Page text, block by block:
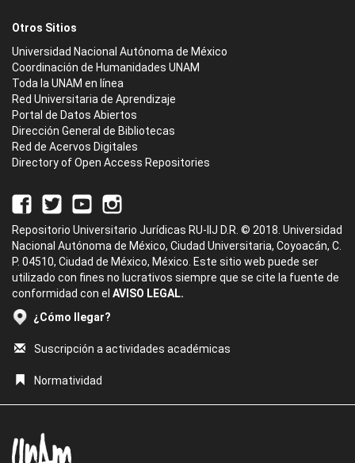
Otros Sitios
Universidad Nacional Autónoma de México
Coordinación de Humanidades UNAM
Toda la UNAM en línea
Red Universitaria de Aprendizaje
Portal de Datos Abiertos
Dirección General de Bibliotecas
Red de Acervos Digitales
Directory of Open Access Repositories
Repositorio Universitario Jurídicas RU-IIJ D.R. © 2018. Universidad
Nacional Autónoma de México, Ciudad Universitaria, Coyoacán, C.
P. 04510, Ciudad de México, México. Este sitio web puede ser
utilizado con fines no lucrativos siempre que se cite la fuente de
conformidad con el AVISO LEGAL.
¿Cómo llegar?
Suscripción a actividades académicas
Normatividad